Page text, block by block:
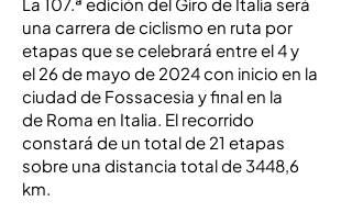
una carrera deciclismo en ruta por
etapas que se celebrará entre el 4 y
el 26 de mayo de 2024con inicio en la
ciudad de Fossacesia y final en la
de Roma en Italia. El recorrido
constará de un total de 21 etapas
sobre una distancia total de 3448,6
km.